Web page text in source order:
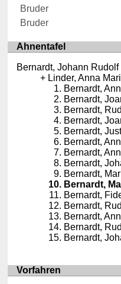
Bruder
Bruder
Ahnentafel
Bernardt, Johann Rudolf
Linder, Anna
Bernardt,
Bernardt,
Bernardt,
Bernardt,
Bernardt,
Bernardt,
Bernardt,
Bernardt,
Bernardt,
Bernardt,
Bernardt,
Bernardt,
Bernardt,
Bernardt,
Bernardt,
Vorfahren